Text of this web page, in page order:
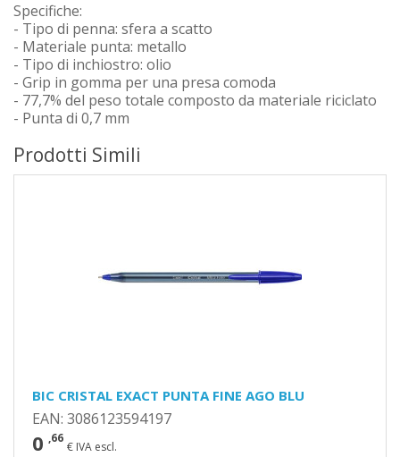
Specifiche:
- Tipo di penna: sfera a scatto
- Materiale punta: metallo
- Tipo di inchiostro: olio
- Grip in gomma per una presa comoda
- 77,7% del peso totale composto da materiale riciclato
- Punta di 0,7 mm
Prodotti Simili
BIC CRISTAL EXACT PUNTA FINE AGO BLU
EAN: 3086123594197
0 ,66
€ IVA escl.